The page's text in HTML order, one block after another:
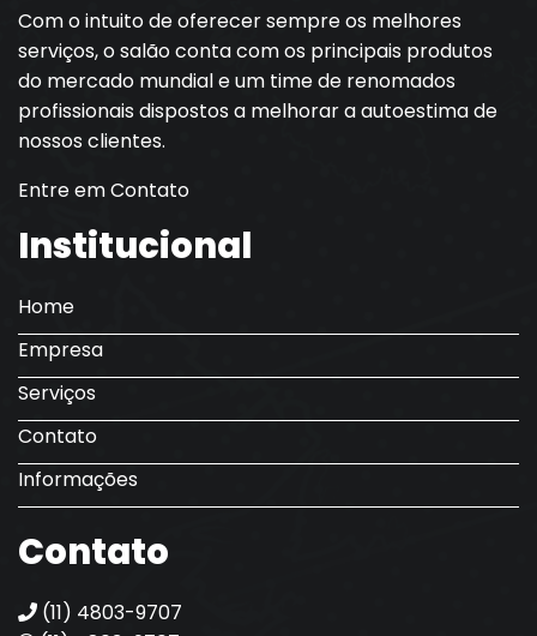
Com o intuito de oferecer sempre os melhores
serviços, o salão conta com os principais produtos
do mercado mundial e um time de renomados
profissionais dispostos a melhorar a autoestima de
nossos clientes.
Entre em Contato
Institucional
Home
Empresa
Serviços
Contato
Informações
Contato
(11) 4803-9707